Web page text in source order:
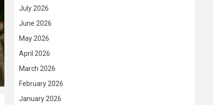
July 2026
June 2026
May 2026
April 2026
March 2026
February 2026
January 2026